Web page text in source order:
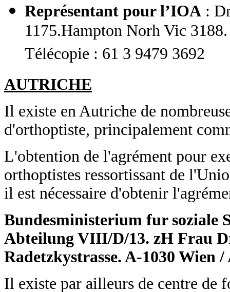
Représentant pour l’IOA :
1175.Hampton Norh Vic
Télécopie : 61 3 9479 3692
AUTRICHE
Il existe en Autriche de
d'orthoptiste, principalement
L'obtention de l'agrément pour
orthoptistes ressortissant de
il est nécessaire d'obtenir
Bundesministerium fur soziale
Abteilung VIII/D/13. zH Frau
Radetzkystrasse. A-1030 Wien
Il existe par ailleurs de centre de